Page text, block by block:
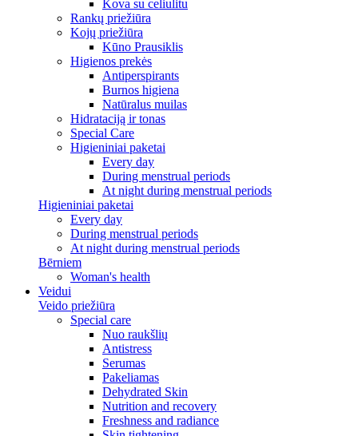
Kova su celiulitu
Rankų priežiūra
Kojų priežiūra
Kūno Prausiklis
Higienos prekės
Antiperspirants
Burnos higiena
Natūralus muilas
Hidrataciją ir tonas
Special Care
Higieniniai paketai
Every day
During menstrual periods
At night during menstrual periods
Higieniniai paketai
Every day
During menstrual periods
At night during menstrual periods
Bērniem
Woman's health
Veidui
Veido priežiūra
Special care
Nuo raukšlių
Antistress
Serumas
Pakeliamas
Dehydrated Skin
Nutrition and recovery
Freshness and radiance